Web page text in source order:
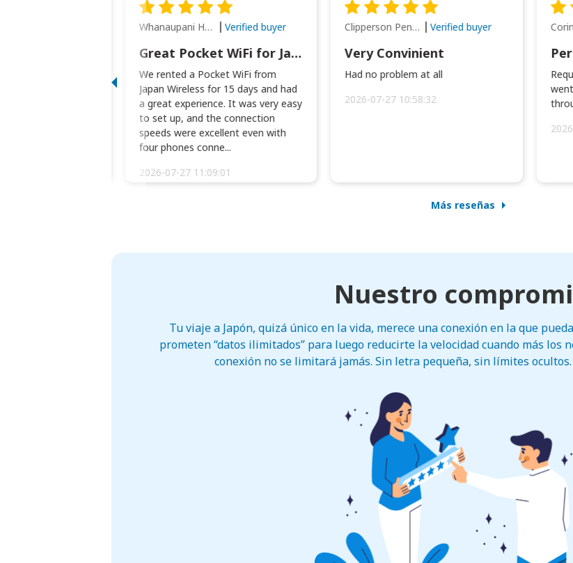
Whanaupani Henry Joseph Macown Verified buyer
Great Pocket WiFi for Japan Travel
We rented a Pocket WiFi from
Japan Wireless for 15 days and had
a great experience. It was very easy
to set up, and the connection
speeds were excellent even with
four phones conne...
2026-07-27 11:09:01
Clipperson Penilla Verified buyer
Very Convinient
Had no problem at all
2026-07-27 10:58:32
Más reseñas
Nuestro
Tu viaje a Japón, quizá único en la vida, merece una conexión en la que
prometen “datos ilimitados” para luego reducirte la velocidad cuando más los
conexión no se limitará jamás. Sin letra pequeña, sin límites